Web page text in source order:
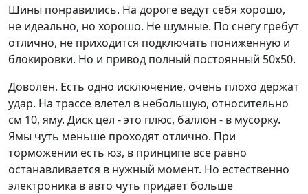
Шины понравились. На дороге ведут себя хорошо,
не идеально, но хорошо. Не шумные. По снегу гребут
отлично, не приходится подключать пониженную и
блокировки. Но и привод полный постоянный 50х50.
Доволен. Есть одно исключение, очень плохо держат
удар. На трассе влетел в небольшую, относительно
см 10, яму. Диск цел - это плюс, баллон - в мусорку.
Ямы чуть меньше проходят отлично. При
торможении есть юз, в принципе все равно
останавливается в нужный момент. Но естественно
электроника в авто чуть придаёт больше